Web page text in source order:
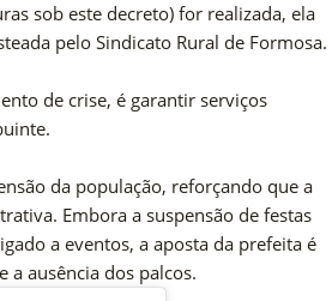
sob este decreto) for realizada, ela
pelo Sindicato Rural de Formosa.
de crise, é garantir serviços
da população, reforçando que a
Embora a suspensão de festas
a eventos, a aposta da prefeita é
a ausência dos palcos.